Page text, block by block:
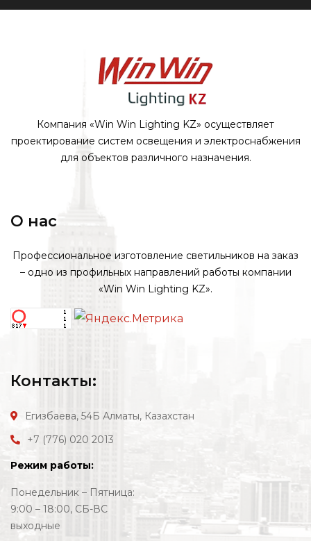
Компания «Win Win Lighting KZ» осуществляет
проектирование систем освещения и электроснабжения
для объектов различного назначения.
О нас
Профессиональное изготовление светильников на заказ
– одно из профильных направлений работы компании
«Win Win Lighting KZ».
Контакты:
Егизбаева, 54Б Алматы, Казахстан
+7 (776) 020 2013
Режим работы:
Понедельник – Пятница:
9:00 – 18:00, СБ-ВС
выходные